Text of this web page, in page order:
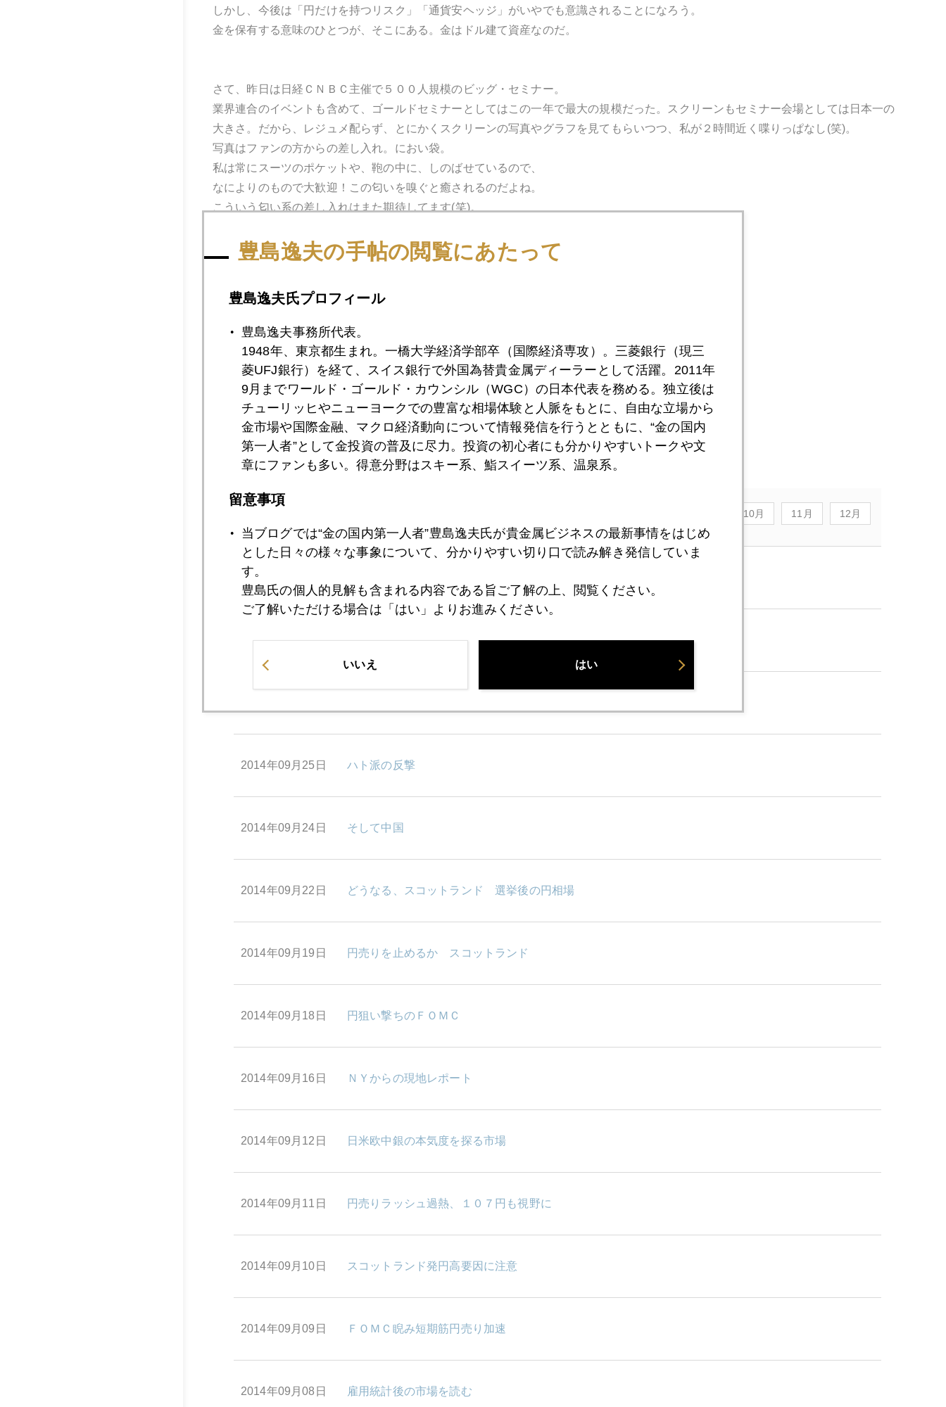
しかし、今後は「円だけを持つリスク」「通貨安ヘッジ」がいやでも意識されることになろう。
金を保有する意味のひとつが、そこにある。金はドル建て資産なのだ。
さて、昨日は日経ＣＮＢＣ主催で５００人規模のビッグ・セミナー。
業界連合のイベントも含めて、ゴールドセミナーとしてはこの一年で最大の規模だった。スクリーンもセミナー会場としては日本一の
大きさ。だから、レジュメ配らず、とにかくスクリーンの写真やグラフを見てもらいつつ、私が２時間近く喋りっぱなし(笑)。
写真はファンの方からの差し入れ。におい袋。
私は常にスーツのポケットや、鞄の中に、しのばせているので、
なによりのもので大歓迎！この匂いを嗅ぐと癒されるのだよね。
こういう匂い系の差し入れはまた期待してます(笑)。
10月 11月 12月
2014年09月30日
2014年09月29日 歴史的ドル高の予感
2014年09月25日 ハト派の反撃
2014年09月24日 そして中国
2014年09月22日 どうなる、スコットランド 選挙後の円相場
2014年09月19日 円売りを止めるか スコットランド
2014年09月18日 円狙い撃ちのＦＯＭＣ
2014年09月16日 ＮＹからの現地レポート
2014年09月12日 日米欧中銀の本気度を探る市場
2014年09月11日 円売りラッシュ過熱、１０７円も視野に
2014年09月10日 スコットランド発円高要因に注意
2014年09月09日 ＦＯＭＣ睨み短期筋円売り加速
2014年09月08日 雇用統計後の市場を読む
豊島逸夫の手帖の閲覧にあたって
豊島逸夫氏プロフィール
豊島逸夫事務所代表。
1948年、東京都生まれ。一橋大学経済学部卒（国際経済専攻）。三菱銀行（現三
菱UFJ銀行）を経て、スイス銀行で外国為替貴金属ディーラーとして活躍。2011年
9月までワールド・ゴールド・カウンシル（WGC）の日本代表を務める。独立後は
チューリッヒやニューヨークでの豊富な相場体験と人脈をもとに、自由な立場から
金市場や国際金融、マクロ経済動向について情報発信を行うとともに、“金の国内
第一人者”として金投資の普及に尽力。投資の初心者にも分かりやすいトークや文
章にファンも多い。得意分野はスキー系、鮨スイーツ系、温泉系。
留意事項
当ブログでは“金の国内第一人者”豊島逸夫氏が貴金属ビジネスの最新事情をはじめ
とした日々の様々な事象について、分かりやすい切り口で読み解き発信していま
す。
豊島氏の個人的見解も含まれる内容である旨ご了解の上、閲覧ください。
ご了解いただける場合は「はい」よりお進みください。
いいえ はい